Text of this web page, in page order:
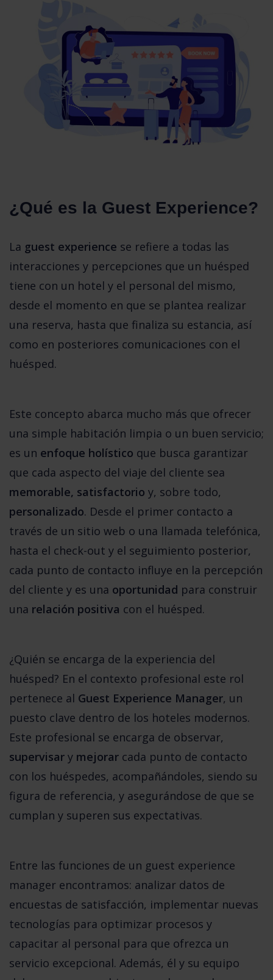
¿Qué es la Guest Experience?
La guest experience se refiere a todas las
interacciones y percepciones que un huésped
tiene con un hotel y el personal del mismo,
desde el momento en que se plantea realizar
una reserva, hasta que finaliza su estancia, así
como en posteriores comunicaciones con el
huésped.
Este concepto abarca mucho más que ofrecer
una simple habitación limpia o un buen servicio;
es un enfoque holístico que busca garantizar
memorable, satisfactorio
personalizado. Desde el primer contacto a
través de un sitio web o una llamada telefónica,
hasta el check-out y el seguimiento posterior,
cada punto de contacto influye en la percepción
del cliente y es una oportunidad para construir
una relación positiva con el huésped.
¿Quién se encarga de la experiencia del
huésped? En el contexto profesional este rol
pertenece al Guest Experience Manager, un
supervisar y mejorar cada punto de contacto
con los huéspedes, acompañándoles, siendo su
figura de referencia, y asegurándose de que se
cumplan y superen sus expectativas.
Entre las funciones de un guest experience
manager encontramos: analizar datos de
encuestas de satisfacción, implementar nuevas
tecnologías para optimizar procesos y
capacitar al personal para que ofrezca un
servicio excepcional. Además, él y su equipo